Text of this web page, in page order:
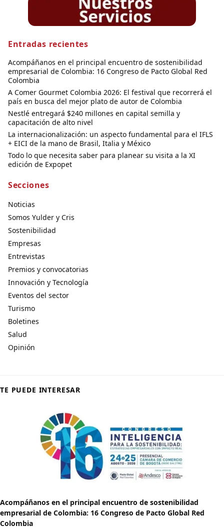
Entradas recientes
Acompáñanos en el principal encuentro de sostenibilidad
empresarial de Colombia: 16 Congreso de Pacto Global Red
Colombia
A Comer Gourmet Colombia 2026: El festival que recorrerá el
país en busca del mejor plato de autor de Colombia
Nestlé entregará $240 millones en capital semilla y
capacitación de alto nivel
La internacionalización: un aspecto fundamental para el IFLS
+ EICI de la mano de Brasil, Italia y México
Todo lo que necesita saber para planear su visita a la XI
edición de Expopet
Secciones
Noticias
Somos Yulder y Cris
Sostenibilidad
Empresas
Entrevistas
Premios y convocatorias
Innovación y Tecnología
Eventos del sector
Turismo
Boletines
Salud
Opinión
TE PUEDE INTERESAR
Acompáñanos en el principal encuentro de sostenibilidad
empresarial de Colombia: 16 Congreso de Pacto Global Red
Colombia